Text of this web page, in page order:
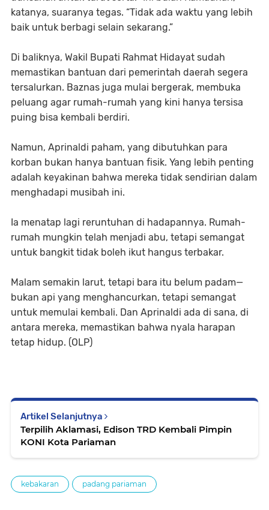
katanya, suaranya tegas. “Tidak ada waktu yang lebih
baik untuk berbagi selain sekarang.”
Di baliknya, Wakil Bupati Rahmat Hidayat sudah
memastikan bantuan dari pemerintah daerah segera
tersalurkan. Baznas juga mulai bergerak, membuka
peluang agar rumah-rumah yang kini hanya tersisa
puing bisa kembali berdiri.
Namun, Aprinaldi paham, yang dibutuhkan para
korban bukan hanya bantuan fisik. Yang lebih penting
adalah keyakinan bahwa mereka tidak sendirian dalam
menghadapi musibah ini.
Ia menatap lagi reruntuhan di hadapannya. Rumah-
rumah mungkin telah menjadi abu, tetapi semangat
untuk bangkit tidak boleh ikut hangus terbakar.
Malam semakin larut, tetapi bara itu belum padam—
bukan api yang menghancurkan, tetapi semangat
untuk memulai kembali. Dan Aprinaldi ada di sana, di
antara mereka, memastikan bahwa nyala harapan
tetap hidup. (OLP)
Artikel Selanjutnya
Terpilih Aklamasi, Edison TRD Kembali Pimpin
KONI Kota Pariaman
kebakaran padang pariaman